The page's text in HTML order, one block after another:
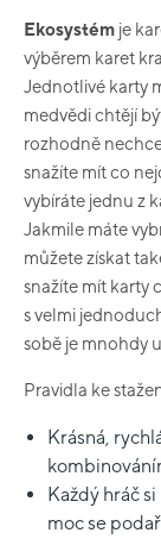
Ekosystém je
výběrem karet
Jednotlivé karty
medvědi chtějí
rozhodně
snažíte mít co
vybíráte jednu z
Jakmile máte
můžete získat
snažíte mít karty
s velmi
sobě je mnohdy
Pravidla ke
Krásná,
Každý hráč
moc se